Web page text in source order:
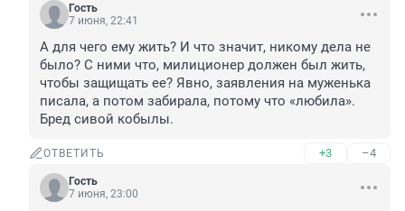
Гость
7 июня, 22:41
А для чего ему жить? И что значит, никому дела не
было? С ними что, милиционер должен был жить,
чтобы защищать ее? Явно, заявления на муженька
писала, а потом забирала, потому что «любила».
Бред сивой кобылы.
ОТВЕТИТЬ +3 –4
Гость
7 июня, 23:00